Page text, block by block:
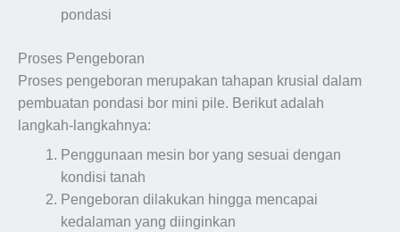
pondasi
Proses Pengeboran
Proses pengeboran merupakan tahapan krusial dalam
pembuatan pondasi bor mini pile. Berikut adalah
langkah-langkahnya:
Penggunaan mesin bor yang sesuai dengan
kondisi tanah
Pengeboran dilakukan hingga mencapai
kedalaman yang diinginkan